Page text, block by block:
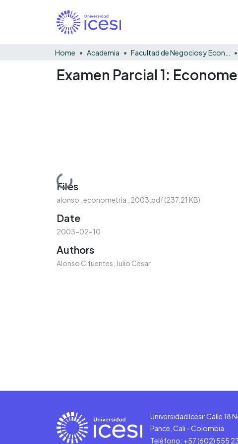
Home Academia
Examen Parcial 1:
Loading...
Files
alonso_econometria_2003.pdf(237.21 KB)
Date
2003-02-10
Authors
Alonso Cifuentes, Julio César
Universidad Icesi: Calle 18
Pance, Cali - Colombia
Teléfono: +57 (602) 555